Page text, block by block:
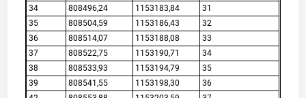
34 808496,24 1153183,84
31
35
808504,59 1153186,43
32
36
808514,07 1153188,08
33
37
808522,75 1153190,71
34
38
808533,93 1153194,79
35
39
808541,55 1153198,30
36